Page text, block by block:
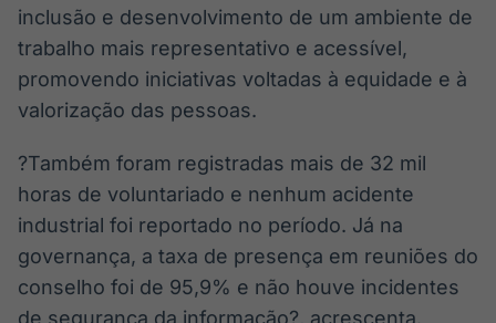
inclusão e desenvolvimento de um ambiente de
trabalho mais representativo e acessível,
promovendo iniciativas voltadas à equidade e à
valorização das pessoas.
?Também foram registradas mais de 32 mil
horas de voluntariado e nenhum acidente
industrial foi reportado no período. Já na
governança, a taxa de presença em reuniões do
conselho foi de 95,9% e não houve incidentes